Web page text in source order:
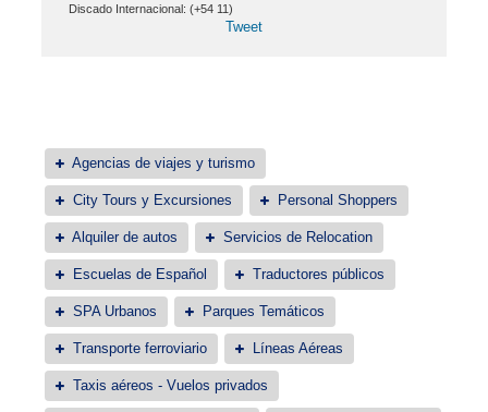
Discado Internacional: (+54 11)
Tweet
Agencias de viajes y turismo
City Tours y Excursiones Personal Shoppers
Alquiler de autos Servicios de Relocation
Escuelas de Español Traductores públicos
SPA Urbanos Parques Temáticos
Transporte ferroviario Líneas Aéreas
Taxis aéreos - Vuelos privados